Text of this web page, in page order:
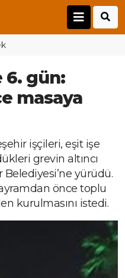
6. gün:
masaya
işçileri, eşit işe
grevin altıncı
yürüdü.
önce toplu
kurulmasını istedi.